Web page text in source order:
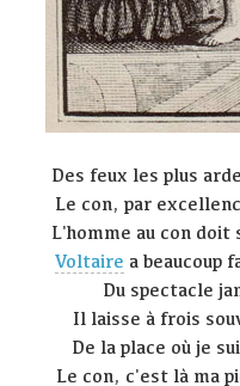
Des feux les plus
Le con, par
L'homme au con doit
Voltaire a beaucoup
Du spectacle
Il laisse à frois
De la place où je
Le con, c'est là ma